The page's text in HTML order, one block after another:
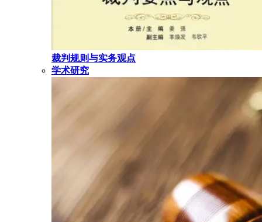
裁判规则与实务观点
学术研究